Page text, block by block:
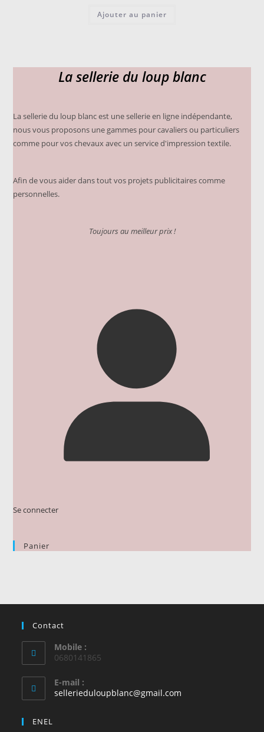
Ajouter au panier
La sellerie du loup blanc
La sellerie du loup blanc est une sellerie en ligne indépendante,
nous vous proposons une gammes pour cavaliers ou particuliers
comme pour vos chevaux avec un service d'impression textile.
Afin de vous aider dans tout vos projets publicitaires comme
personnelles.
Toujours au meilleur prix !
Se connecter
Panier
Contact
Mobile :
0680141865
E-mail :
sellerieduloupblanc@gmail.com
ENEL